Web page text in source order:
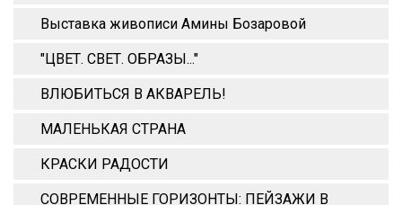
Выставка живописи Амины Бозаровой
"ЦВЕТ. СВЕТ. ОБРАЗЫ..."
ВЛЮБИТЬСЯ В АКВАРЕЛЬ!
МАЛЕНЬКАЯ СТРАНА
КРАСКИ РАДОСТИ
СОВРЕМЕННЫЕ ГОРИЗОНТЫ: ПЕЙЗАЖИ В